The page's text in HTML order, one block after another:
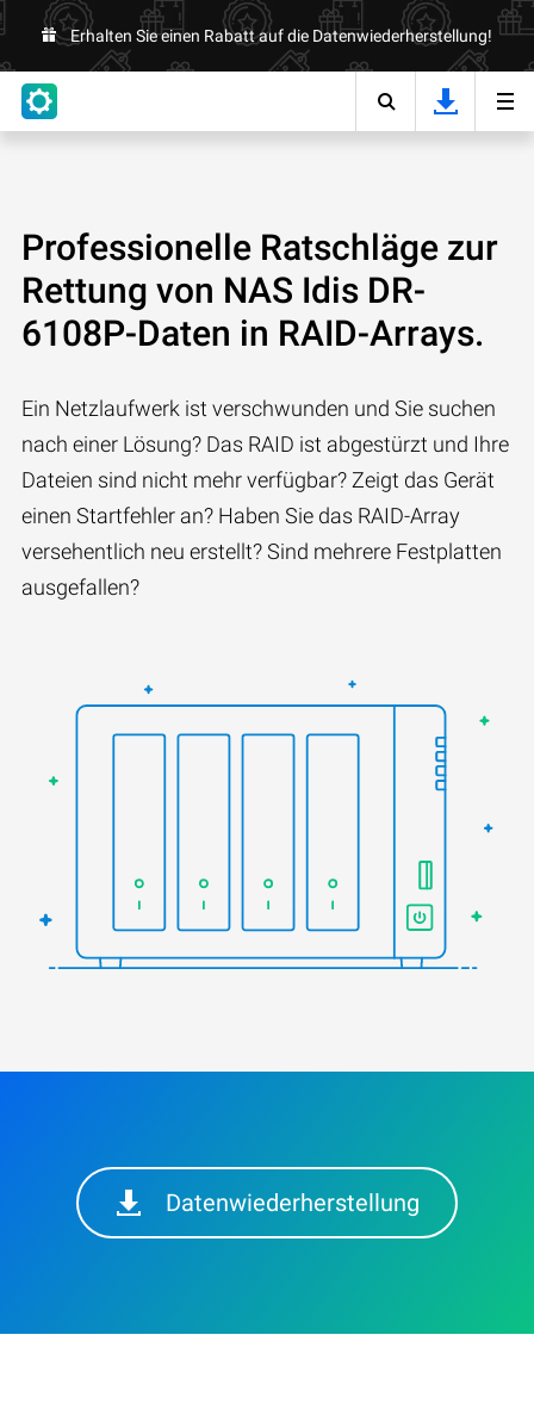
Erhalten Sie einen Rabatt auf die Datenwiederherstellung!
Professionelle Ratschläge zur
Rettung von NAS Idis DR-
6108P-Daten in RAID-Arrays.
Ein Netzlaufwerk ist verschwunden und Sie suchen
nach einer Lösung? Das RAID ist abgestürzt und Ihre
Dateien sind nicht mehr verfügbar? Zeigt das Gerät
einen Startfehler an? Haben Sie das RAID-Array
versehentlich neu erstellt? Sind mehrere Festplatten
ausgefallen?
Datenwiederherstellung